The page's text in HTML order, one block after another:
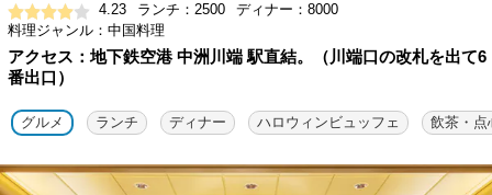
4.23 ランチ：2500
ディナー：8000
料理ジャンル：中国料理
アクセス：地下鉄空港 中洲川端 駅直結。（川端口の改札を出て6
番出口）
グルメ ランチ ディナー ハロウィンビュッフェ 飲茶・点